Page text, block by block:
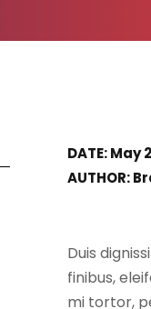
DATE: May
AUTHOR:
Duis
finibus,
mi tortor,